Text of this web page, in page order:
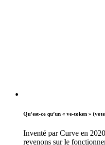
Qu’est-ce qu’un « ve-token »
Inventé par Curve en
revenons sur le